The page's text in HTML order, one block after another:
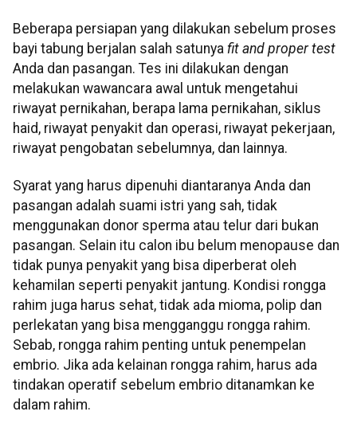
Beberapa persiapan yang dilakukan sebelum proses
bayi tabung berjalan salah satunya fit and proper test
Anda dan pasangan. Tes ini dilakukan dengan
melakukan wawancara awal untuk mengetahui
riwayat pernikahan, berapa lama pernikahan, siklus
haid, riwayat penyakit dan operasi, riwayat pekerjaan,
riwayat pengobatan sebelumnya, dan lainnya.
Syarat yang harus dipenuhi diantaranya Anda dan
pasangan adalah suami istri yang sah, tidak
menggunakan donor sperma atau telur dari bukan
pasangan. Selain itu calon ibu belum menopause dan
tidak punya penyakit yang bisa diperberat oleh
kehamilan seperti penyakit jantung. Kondisi rongga
rahim juga harus sehat, tidak ada mioma, polip dan
perlekatan yang bisa mengganggu rongga rahim.
Sebab, rongga rahim penting untuk penempelan
embrio. Jika ada kelainan rongga rahim, harus ada
tindakan operatif sebelum embrio ditanamkan ke
dalam rahim.